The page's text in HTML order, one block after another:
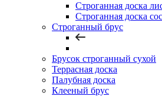
Строганная доска
Строганная доска
Строганный брус
Брусок строганный сухой
Террасная доска
Палубная доска
Клееный брус